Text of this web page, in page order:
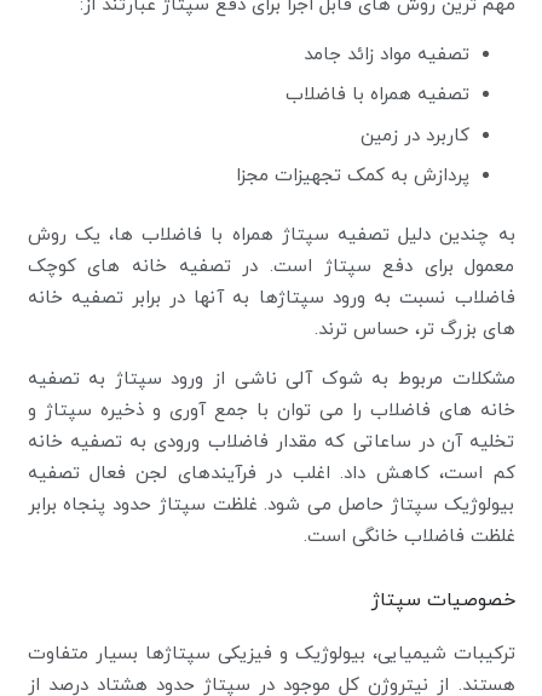
مهم ترین روش های قابل اجرا برای دفع سپتاژ عبارتند از:
تصفیه مواد زائد جامد
تصفیه همراه با فاضلاب
کاربرد در زمین
پردازش به کمک تجهیزات مجزا
به چندین دلیل تصفیه سپتاژ همراه با فاضلاب ها، یک روش
معمول برای دفع سپتاژ است. در تصفیه خانه های کوچک
فاضلاب نسبت به ورود سپتاژها به آنها در برابر تصفیه خانه
های بزرگ تر، حساس ترند.
مشکلات مربوط به شوک آلی ناشی از ورود سپتاژ به تصفیه
خانه های فاضلاب را می توان با جمع آوری و ذخیره سپتاژ و
تخلیه آن در ساعاتی که مقدار فاضلاب ورودی به تصفیه خانه
کم است، کاهش داد. اغلب در فرآیندهای لجن فعال تصفیه
بیولوژیک سپتاژ حاصل می شود. غلظت سپتاژ حدود پنجاه برابر
غلظت فاضلاب خانگی است.
خصوصیات سپتاژ
ترکیبات شیمیایی، بیولوژیک و فیزیکی سپتاژها بسیار متفاوت
هستند. از نیتروژن کل موجود در سپتاژ حدود هشتاد درصد از